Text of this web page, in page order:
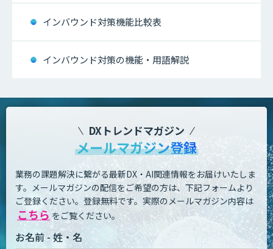
インバウンド対策機能比較表
インバウンド対策の機能・用語解説
DXトレンドマガジン
メールマガジン登録
業務の課題解決に繋がる最新DX・AI関連情報をお届けいたしま
す。 メールマガジンの配信をご希望の方は、下記フォームより
ご登録ください。登録無料です。 実際のメールマガジン内容は
こちら をご覧ください。
お名前 - 姓・名